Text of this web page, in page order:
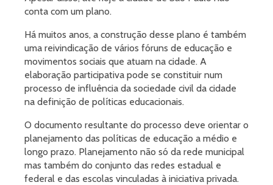
conta com um plano.
Há muitos anos, a construção desse plano é também
uma reivindicação de vários fóruns de educação e
movimentos sociais que atuam na cidade. A
elaboração participativa pode se constituir num
processo de influência da sociedade civil da cidade
na definição de políticas educacionais.
O documento resultante do processo deve orientar o
planejamento das políticas de educação a médio e
longo prazo. Planejamento não só da rede municipal
mas também do conjunto das redes estadual e
federal e das escolas vinculadas à iniciativa privada.